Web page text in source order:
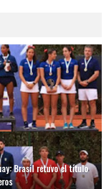
Brasil retuvo el título